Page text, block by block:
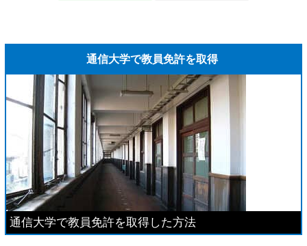
通信大学で教員免許を取得
通信大学で教員免許を取得した方法